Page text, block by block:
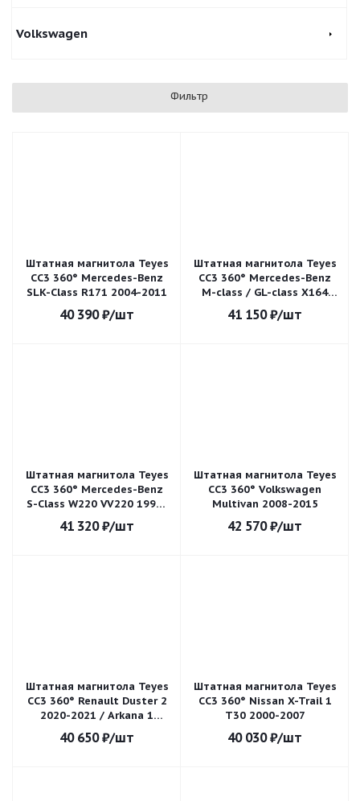
Volkswagen
Фильтр
Штатная магнитола Teyes
CC3 360° Mercedes-Benz
SLK-Class R171 2004-2011
40 390₽/шт
Штатная магнитола Teyes
CC3 360° Mercedes-Benz
M-class / GL-class X164
2005-2009
41 150₽/шт
Штатная магнитола Teyes
CC3 360° Mercedes-Benz
S-Class W220 VV220 1998-
2005
41 320₽/шт
Штатная магнитола Teyes
CC3 360° Volkswagen
Multivan 2008-2015
42 570₽/шт
Штатная магнитола Teyes
CC3 360° Renault Duster 2
2020-2021 / Arkana 1
2019-2021
40 650₽/шт
Штатная магнитола Teyes
CC3 360° Nissan X-Trail 1
T30 2000-2007
40 030₽/шт